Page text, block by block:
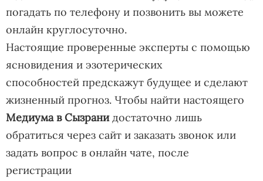
погадать по телефону и позвонить вы можете
онлайн круглосуточно.
Настоящие проверенные эксперты с помощью
ясновидения и эзотерических
способностей предскажут будущее и сделают
жизненный прогноз. Чтобы найти настоящего
Медиума в Сызранидостаточно лишь
обратиться через сайт и заказать звонок или
задать вопрос в онлайн чате, после
регистрации